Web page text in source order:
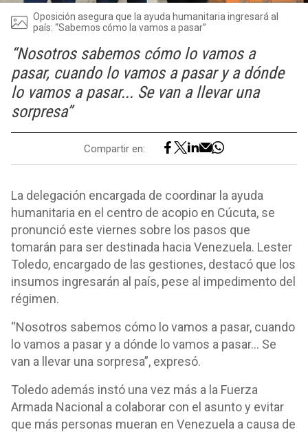
Oposición asegura que la ayuda humanitaria ingresará al
país: “Sabemos cómo la vamos a pasar”
“Nosotros sabemos cómo lo vamos a
pasar, cuando lo vamos a pasar y a dónde
lo vamos a pasar... Se van a llevar una
sorpresa”
Compartir en:
La delegación encargada de coordinar la ayuda
humanitaria en el centro de acopio en Cúcuta, se
pronunció este viernes sobre los pasos que
tomarán para ser destinada hacia Venezuela. Lester
Toledo, encargado de las gestiones, destacó que los
insumos ingresarán al país, pese al impedimento del
régimen.
“Nosotros sabemos cómo lo vamos a pasar, cuando
lo vamos a pasar y a dónde lo vamos a pasar... Se
van a llevar una sorpresa”, expresó.
Toledo además instó una vez más a la Fuerza
Armada Nacional a colaborar con el asunto y evitar
que más personas mueran en Venezuela a causa de